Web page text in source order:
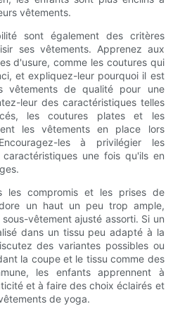
vêtements.
sont également des critères
ses vêtements. Apprenez aux
d'usure, comme les coutures qui
et expliquez-leur pourquoi il est
vêtements de qualité pour une
leur des caractéristiques telles
les coutures plates et les
les vêtements en place lors
les à privilégier les
une fois qu'ils en
les compromis et les prises de
un haut un peu trop ample,
vêtement ajusté assorti. Si un
dans un tissu peu adapté à la
des variantes possibles ou
la coupe et le tissu comme des
les enfants apprennent à
et à faire des choix éclairés et
de yoga.